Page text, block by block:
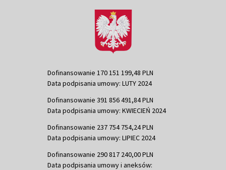
Dofinansowanie 170 151 199,48 PLN
Data podpisania umowy: LUTY 2024
Dofinansowanie 391 856 491,84 PLN
Data podpisania umowy: KWIECIEŃ 2024
Dofinansowanie 237 754 754,24 PLN
Data podpisania umowy: LIPIEC 2024
Dofinansowanie 290 817 240,00 PLN
Data podpisania umowy i aneksów: